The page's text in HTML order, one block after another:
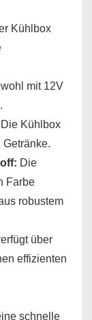
Kühlbox
mit 12V
Die Kühlbox
Die
Farbe
robustem
über
effizienten
schnelle